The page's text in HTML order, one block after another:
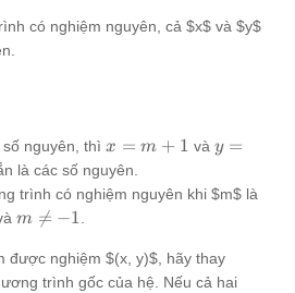
có nghiệm nguyên, cả $x$ và $y$
nguyên, thì x =
m+1
x = m + 1 vày
m-
y =
là các số nguyên.
trình có nghiệm nguyên khi $m$ là
m
-1
m 
= −1
được nghiệm $(x, y)$, hãy thay
trình gốc của hệ. Nếu cả hai